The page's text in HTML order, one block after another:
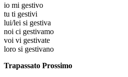
io mi gestivo
tu ti gestivi
lui/lei si gestiva
noi ci gestivamo
voi vi gestivate
loro si gestivano
Trapassato Prossimo